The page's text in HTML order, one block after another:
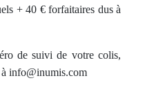
+ 40 € forfaitaires dus à
de suivi de votre colis,
info@inumis.com